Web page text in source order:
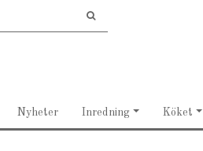
Nyheter Inredning Köket